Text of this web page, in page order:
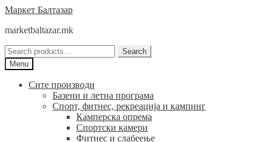
Skip
navigation
Skip
content
Маркет Балтазар
marketbaltazar.mk
Search
for:
Search
Menu
Сите производи
Базени и летна програма
Спорт, фитнес, рекреација и кампинг
Камперска опрема
Спортски камери
Фитнес и слабеење